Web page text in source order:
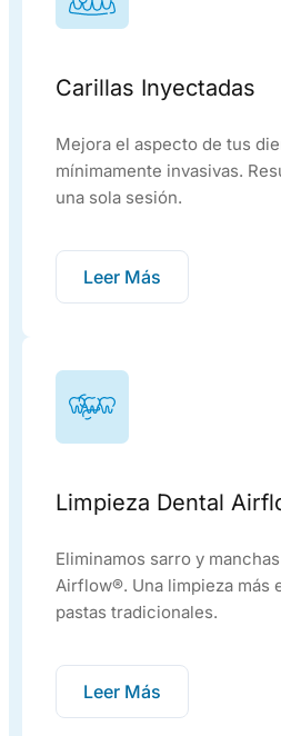
Carillas Inyectadas
Mejora el aspecto de tus
mínimamente invasivas.
una sola sesión.
Leer Más
Limpieza Dental
Eliminamos sarro y
Airflow®. Una limpieza más
pastas tradicionales.
Leer Más